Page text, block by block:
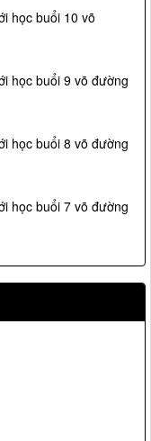
học buổi 10 võ
học buổi 9 võ đường
học buổi 8 võ đường
học buổi 7 võ đường